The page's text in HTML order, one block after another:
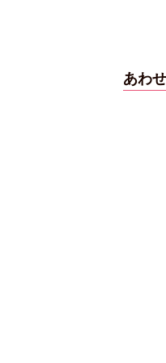
あわ
キ！ 「ME:I」
KEIKO撮り下